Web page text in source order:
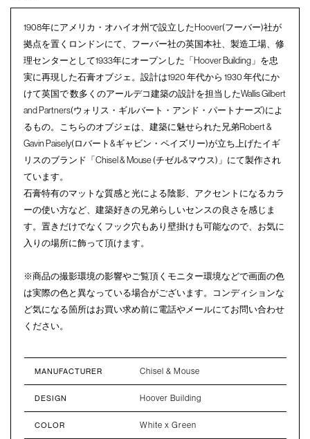
1908年にアメリカ・オハイオ州で設立したHoover(フーバー)社が
拠点を置くロンドンにて、フーバー社の英国本社、製造工場、修
理センターとして1933年にオープンした「Hoover Building」を忠
実に再現した石膏オブジェ。設計は1920 年代から 1930 年代にか
けて英国で 数多くのアールデコ建築の設計を担当したWallis Gilbert
and Partners(ウォリス・ギルバート・アンド・パートナーズ)によ
るもの。こちらのオブジェは、建築に魅せられた兄弟Robert &
Gavin Paisely(ロバート&ギャビン・ペイズリー)が立ち上げたイギ
リスのブランド「Chisel & Mouse (チゼル&マウス)」にて製作され
ています。
石膏特有のマットな質感と光による陰影、アクセントになるカラ
ーの使い方など、建築好きの兄弟らしいセンスの良さを感じま
す。置きだけでなくフック穴もあり壁掛けも可能なので、お気に
入りの場所に飾って頂けます。
※商品の撮影環境の影響やご覧頂くモニター環境などで画面の色
は実際の色と異なっている場合がございます。コンディションな
ど気になる箇所はお買い求め前に電話やメールにてお問い合わせ
ください。
MANUFACTURER Chisel & Mouse
DESIGN Hoover Building
COLOR White x Green